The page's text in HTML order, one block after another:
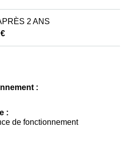
2 ANS
:
:
de fonctionnement